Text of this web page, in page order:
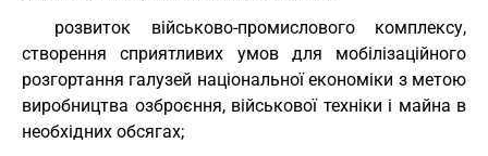
розвиток військово-промислового комплексу,
створення сприятливих умов для мобілізаційного
розгортання галузей національної економіки з метою
виробництва озброєння, військової техніки і майна в
необхідних обсягах;